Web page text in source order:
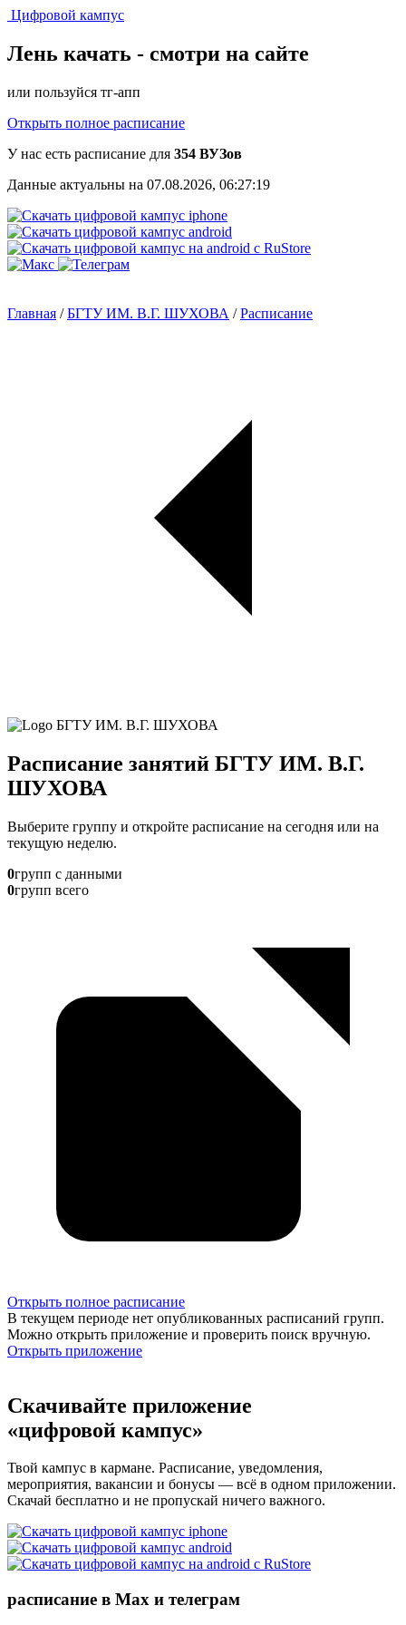
Цифровой кампус
Лень качать - смотри на сайте
или пользуйся тг-апп
Открыть полное расписание
У нас есть расписание для 354 ВУЗов
Данные актуальны на 07.08.2026, 06:27:19
Главная /БГТУ ИМ. В.Г. ШУХОВА /Расписание
Расписание занятий БГТУ ИМ. В.Г.
ШУХОВА
Выберите группу и откройте расписание на сегодня или на
текущую неделю.
0групп с данными
0групп всего
Открыть полное расписание
В текущем периоде нет опубликованных расписаний групп.
Можно открыть приложение и проверить поиск вручную.
Открыть приложение
Скачивайте приложение
«цифровой кампус»
Твой кампус в кармане. Расписание, уведомления,
мероприятия, вакансии и бонусы — всё в одном приложении.
Скачай бесплатно и не пропускай ничего важного.
расписание в Max и телеграм